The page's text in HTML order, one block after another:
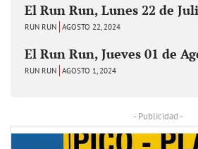
El Run Run, Lunes 22 de
RUN RUN AGOSTO 22, 2024
El Run Run, Jueves 01 de
RUN RUN AGOSTO 1, 2024
- Publicidad -